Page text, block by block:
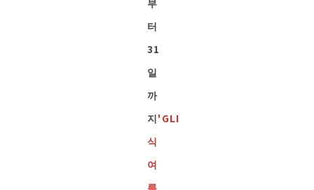
부
터
31
일
까
지'GLI
식
여
름